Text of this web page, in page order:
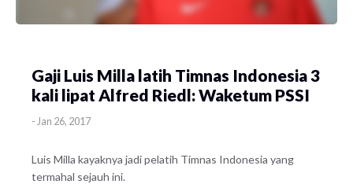
Gaji Luis Milla latih Timnas Indonesia 3
kali lipat Alfred Riedl: Waketum PSSI
- Jan 26, 2017
Luis Milla kayaknya jadi pelatih Timnas Indonesia yang
termahal sejauh ini.